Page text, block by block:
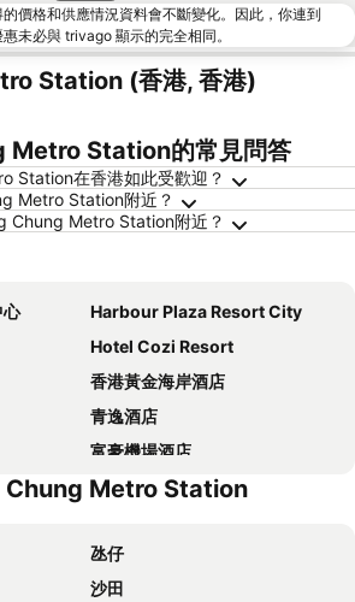
價格和供應情況資料會不斷變化。因此，你連到
未必與 trivago 顯示的完全相同。
Station (香港, 香港)
Metro Station的常見問答
Station在香港如此受歡迎？
Metro Station附近？
Chung Metro Station附近？
心
Harbour Plaza Resort City
Hotel Cozi Resort
香港黃金海岸酒店
青逸酒店
富豪機場酒店
Regala Skycity Hotel
Hong Kong Disneyland Hotel
香港天際萬豪酒店
Chung Metro Station
氹仔
沙田